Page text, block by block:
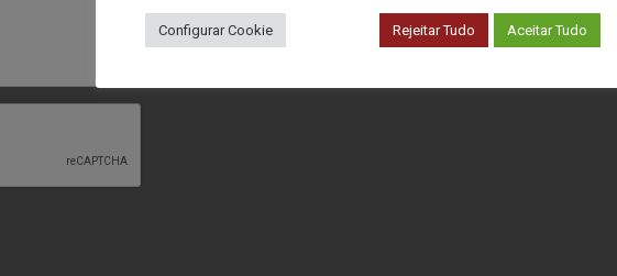
CEP: 13565-905
Configurar Cookie Rejeitar Tudo Aceitar Tudo